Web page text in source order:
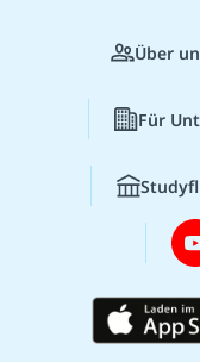
Über
Für